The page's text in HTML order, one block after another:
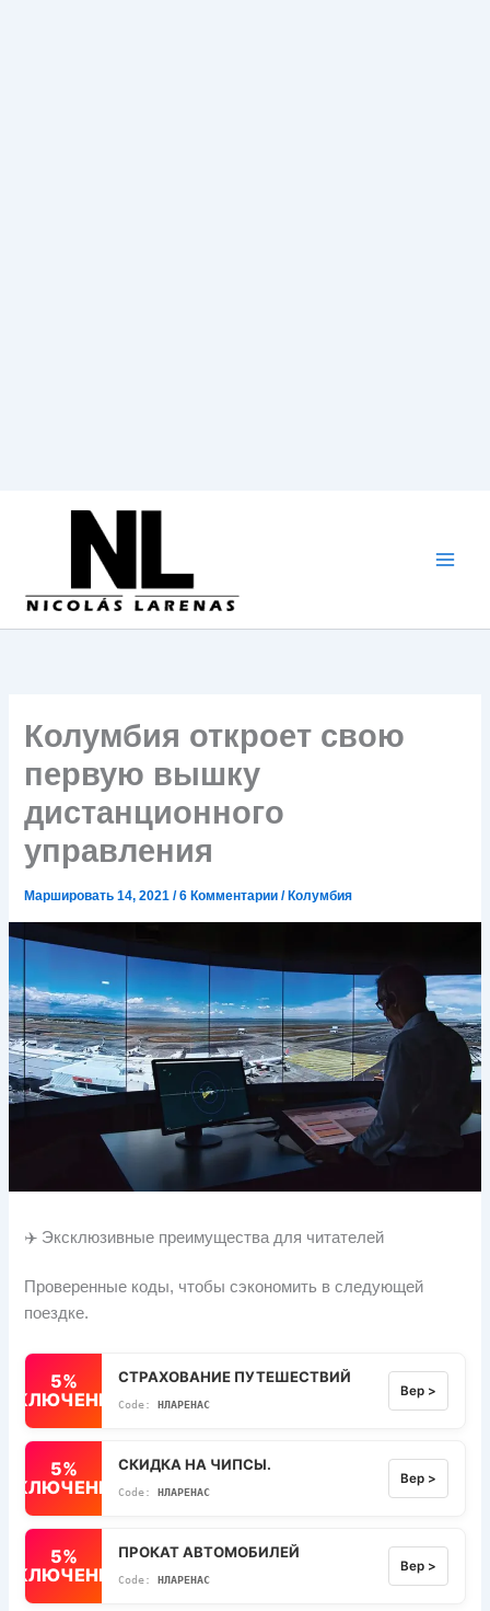
содержимому
Колумбия откроет свою
первую вышку
дистанционного
управления
Маршировать 14, 2021/6 Комментарии / Колумбия
✈️ Эксклюзивные преимущества для читателей
Проверенные коды, чтобы сэкономить в следующей
поездке.
5%
СТРАХОВАНИЕ ПУТЕШЕСТВИЙ
НЛАРЕНАС
Вер >
5%
СКИДКА НА ЧИПСЫ.
НЛАРЕНАС
Вер >
5%
ПРОКАТ АВТОМОБИЛЕЙ
НЛАРЕНАС
Вер >